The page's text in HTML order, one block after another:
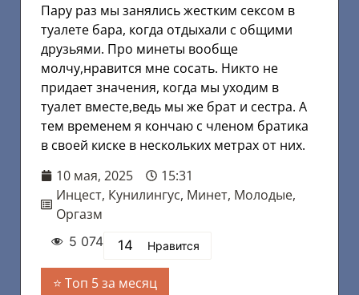
Пару раз мы занялись жестким сексом в
туалете бара, когда отдыхали с общими
друзьями. Про минеты вообще
молчу,нравится мне сосать. Никто не
придает значения, когда мы уходим в
туалет вместе,ведь мы же брат и сестра. А
тем временем я кончаю с членом братика
в своей киске в нескольких метрах от них.
10 мая, 2025
15:31
Инцест, Кунилингус, Минет, Молодые,
Оргазм
5 074 14 Нравится
Топ 5 за месяц